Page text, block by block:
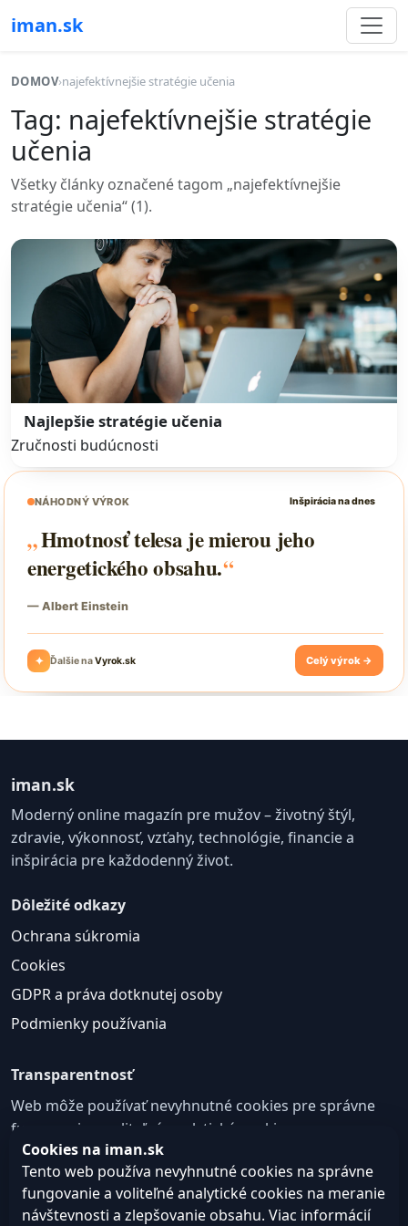
iman.sk
DOMOV›najefektívnejšie stratégie učenia
Tag: najefektívnejšie stratégie
učenia
Všetky články označené tagom „najefektívnejšie
stratégie učenia“ (1).
Najlepšie stratégie učenia
Zručnosti budúcnosti
iman.sk
Moderný online magazín pre mužov – životný štýl,
zdravie, výkonnosť, vzťahy, technológie, financie a
inšpirácia pre každodenný život.
Dôležité odkazy
Ochrana súkromia
Cookies
GDPR a práva dotknutej osoby
Podmienky používania
Transparentnosť
Web môže používať nevyhnutné cookies pre správne
fungovanie a voliteľné analytické cookies na
zlepšovanie obsahu a používateľskej skúsenosti.
Nastavenie cookies
Cookies na iman.sk
Tento web používa nevyhnutné cookies na správne
fungovanie a voliteľné analytické cookies na meranie
návštevnosti a zlepšovanie obsahu. Viac informácií